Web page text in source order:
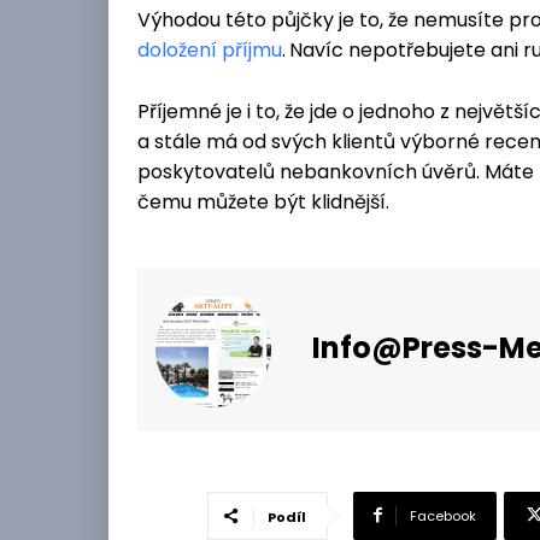
Výhodou této půjčky je to, že nemusíte
doložení příjmu. Navíc nepotřebujete ani
Příjemné je i to, že jde o jednoho z
a stále má od svých klientů výborné
poskytovatelů nebankovních úvěrů.
čemu můžete být klidnější.
Info@press-
Podíl Facebook